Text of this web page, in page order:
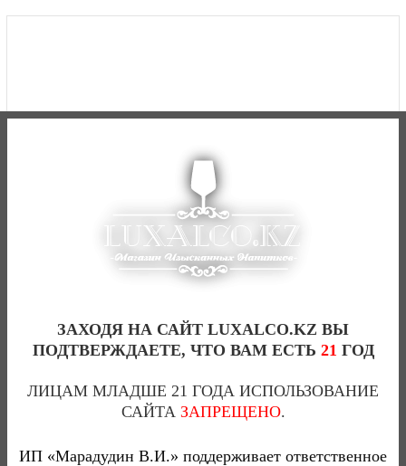
ЗАХОДЯ НА САЙТ LUXALCO.KZ ВЫ
ПОДТВЕРЖДАЕТЕ, ЧТО ВАМ ЕСТЬ 21 ГОД
ЛИЦАМ МЛАДШЕ 21 ГОДА ИСПОЛЬЗОВАНИЕ
САЙТА ЗАПРЕЩЕНО.
ИП «Марадудин В.И.» поддерживает ответственное